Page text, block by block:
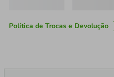
Política de Trocas e Devolução